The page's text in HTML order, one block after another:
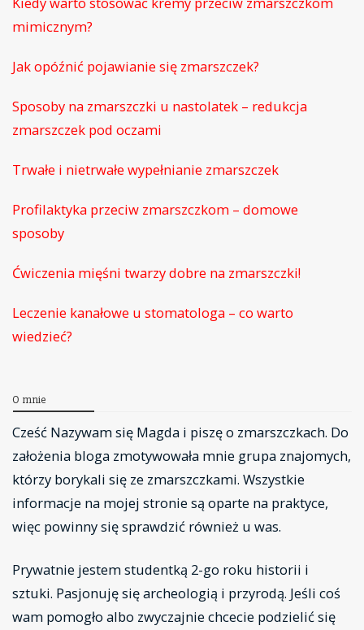
mimicznym?
Jak opóźnić pojawianie się zmarszczek?
Sposoby na zmarszczki u nastolatek – redukcja
zmarszczek pod oczami
Trwałe i nietrwałe wypełnianie zmarszczek
Profilaktyka przeciw zmarszczkom – domowe
sposoby
Ćwiczenia mięśni twarzy dobre na zmarszczki!
Leczenie kanałowe u stomatologa – co warto
wiedzieć?
O mnie
Cześć Nazywam się Magda i piszę o zmarszczkach. Do
założenia bloga zmotywowała mnie grupa znajomych,
którzy borykali się ze zmarszczkami. Wszystkie
informacje na mojej stronie są oparte na praktyce,
więc powinny się sprawdzić również u was.
Prywatnie jestem studentką 2-go roku historii i
sztuki. Pasjonuję się archeologią i przyrodą. Jeśli coś
wam pomogło albo zwyczajnie chcecie podzielić się